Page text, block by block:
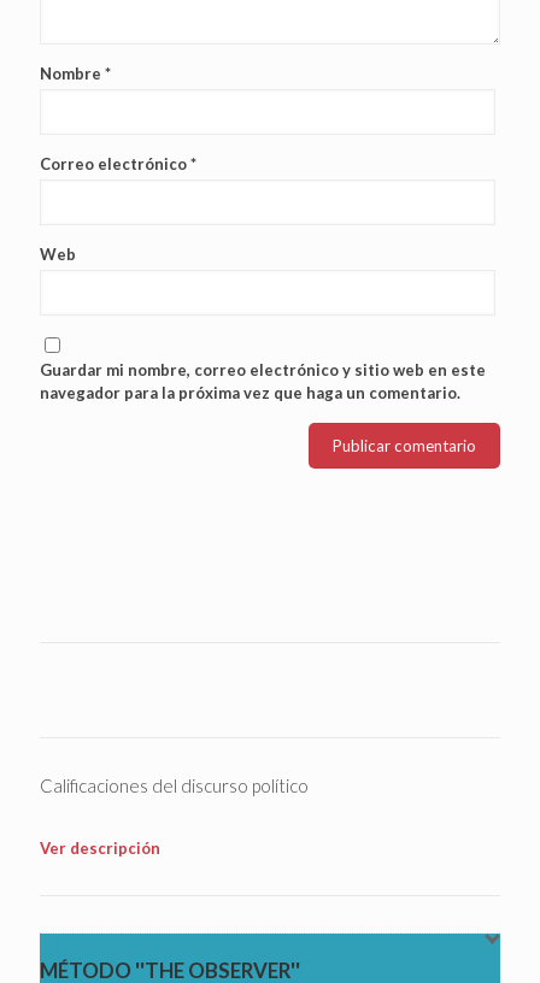
Nombre *
Correo electrónico*
Web
Guardar mi nombre, correo electrónico y sitio web en este
navegador para la próxima vez que haga un comentario.
Calificaciones del discurso político
Ver descripción
MÉTODO ''THE OBSERVER''